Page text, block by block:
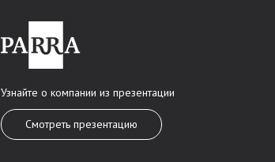
Узнайте о компании из презентации
Смотреть презентацию